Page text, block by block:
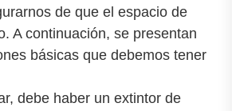
de que el espacio de
A continuación, se presentan
básicas que debemos tener
debe haber un extintor de